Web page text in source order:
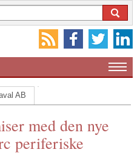
AB
med den nye
periferiske